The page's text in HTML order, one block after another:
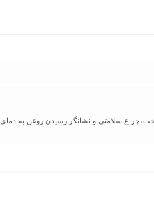
دید موادغذایی در حین پخت،چراغ سلامتی و نشانگر رسیدن روغن به دمای